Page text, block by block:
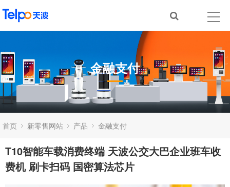
金融支付
首页 新零售网站 产品 金融支付
T10智能车载消费终端 天波公交大巴企业班车收
费机 刷卡扫码 国密算法芯片